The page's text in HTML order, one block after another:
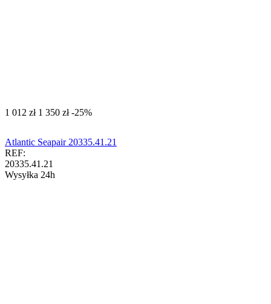
‍1 012‍ zł ‍1 350‍ zł -25%
Atlantic Seapair 20335.41.21
REF:
20335.41.21
Wysyłka 24h